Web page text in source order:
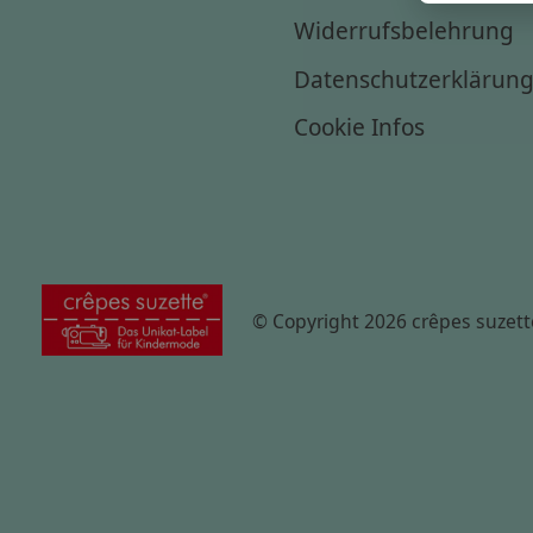
Widerrufsbelehrung
Datenschutzerklärung
Cookie Infos
© Copyright 2026 crêpes